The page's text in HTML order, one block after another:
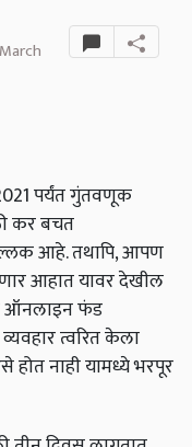
पर्यंत गुंतवणूक
कर बचत
आहे. तथापि, आपण
आहात यावर देखील
ऑनलाइन फंड
त्वरित केला
नाही यामध्ये भरपूर